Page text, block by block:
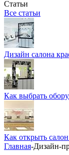
Статьи
Все статьи
Дизайн салона
Как выбрать
Как открыть
Главная-Дизайн-